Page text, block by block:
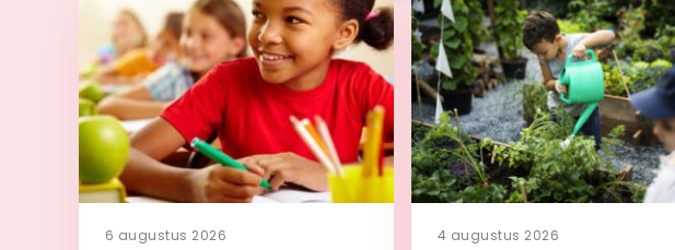
6 augustus 2026 4 augustus 2026